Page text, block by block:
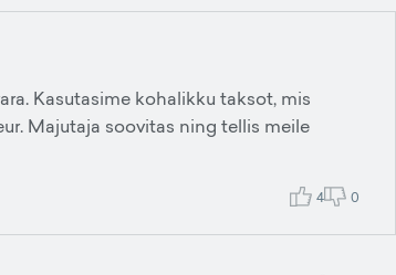
Kasutasime kohalikku taksot, mis
Majutaja soovitas ning tellis meile
4 0